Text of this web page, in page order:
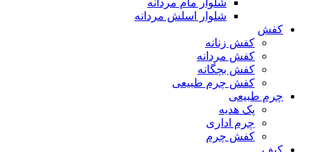
شلوار مام مردانه
شلوار اسلش مردانه
کفش
کفش زنانه
کفش مردانه
کفش بچگانه
کفش چرم طبیعی
چرم طبیعی
پک هدیه
چرم اداری
کفش چرم